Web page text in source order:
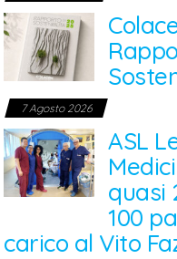
7 Agosto 2026
ASL
quasi
100
carico al Vito